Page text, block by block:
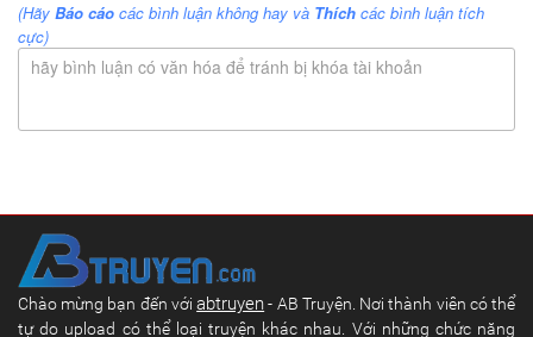
(Hãy Báo cáo các bình luận không hay và Thích các bình luận tích
cực)
hãy bình luận có văn hóa để tránh bị khóa tài khoản
Chào mừng bạn đến vớiabtruyen- AB Truyện. Nơi thành viên có thể
tự do upload có thể loại truyện khác nhau. Với những chức năng